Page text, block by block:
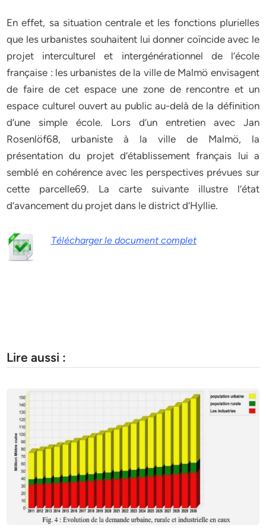
En effet, sa situation centrale et les fonctions plurielles
que les urbanistes souhaitent lui donner coïncide avec le
projet interculturel et intergénérationnel de l’école
française : les urbanistes de la ville de Malmö envisagent
de faire de cet espace une zone de rencontre et un
espace culturel ouvert au public au-delà de la définition
d’une simple école. Lors d’un entretien avec Jan
Rosenlöf68, urbaniste à la ville de Malmö, la
présentation du projet d’établissement français lui a
semblé en cohérence avec les perspectives prévues sur
cette parcelle69. La carte suivante illustre l’état
d’avancement du projet dans le district d’Hyllie.
Télécharger le document complet
Lire aussi :